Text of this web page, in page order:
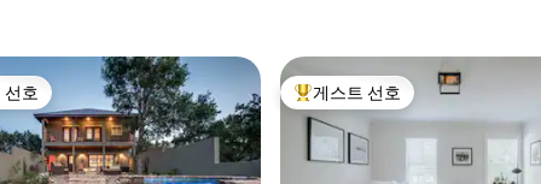
선호
선호 상위 게스트 선호
게스트 선호